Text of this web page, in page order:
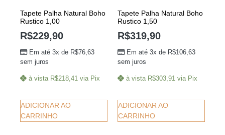
Tapete Palha Natural Boho
Rustico 1,00
R$229,90
Em até 3x de R$76,63
sem juros
à vista R$218,41 via Pix
ADICIONAR AO
CARRINHO
Tapete Palha Natural Boho
Rustico 1,50
R$319,90
Em até 3x de R$106,63
sem juros
à vista R$303,91 via Pix
ADICIONAR AO
CARRINHO